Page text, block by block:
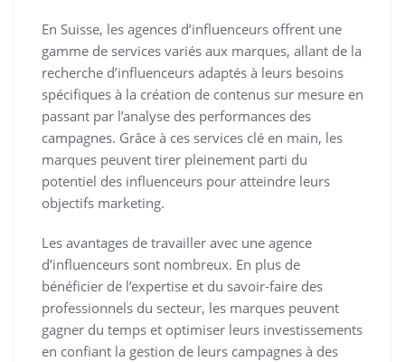
En Suisse, les agences d’influenceurs offrent une
gamme de services variés aux marques, allant de la
recherche d’influenceurs adaptés à leurs besoins
spécifiques à la création de contenus sur mesure en
passant par l’analyse des performances des
campagnes. Grâce à ces services clé en main, les
marques peuvent tirer pleinement parti du
potentiel des influenceurs pour atteindre leurs
objectifs marketing.
Les avantages de travailler avec une agence
d’influenceurs sont nombreux. En plus de
bénéficier de l’expertise et du savoir-faire des
professionnels du secteur, les marques peuvent
gagner du temps et optimiser leurs investissements
en confiant la gestion de leurs campagnes à des